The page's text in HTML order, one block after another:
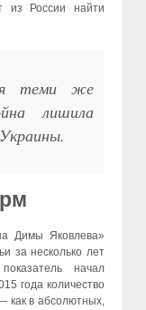
из России найти
теми же
лишила
Димы Яковлева»
за несколько лет
начал
года количество
как в абсолютных,